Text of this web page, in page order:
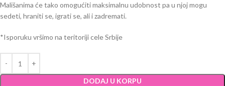
Mališanima će tako omogućiti maksimalnu udobnost pa u njoj mogu
sedeti, hraniti se, igrati se, ali i zadremati.
*Isporuku vršimo na teritoriji cele Srbije
DODAJ U KORPU